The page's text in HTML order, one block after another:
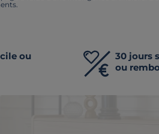
ou
30 jours
ou